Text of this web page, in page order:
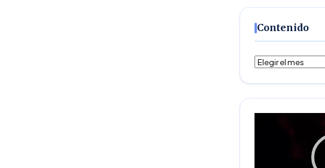
Contenido
Contenido